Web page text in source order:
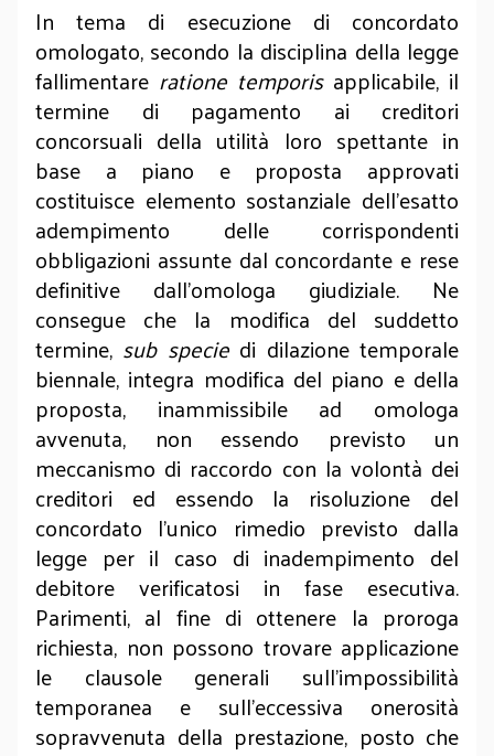
In tema di esecuzione di concordato
omologato, secondo la disciplina della legge
fallimentare ratione temporisapplicabile, il
termine di pagamento ai creditori
concorsuali della utilità loro spettante in
base a piano e proposta approvati
costituisce elemento sostanziale dell’esatto
adempimento delle corrispondenti
obbligazioni assunte dal concordante e rese
definitive dall’omologa giudiziale. Ne
consegue che la modifica del suddetto
termine, sub specie di dilazione temporale
biennale, integra modifica del piano e della
proposta, inammissibile ad omologa
avvenuta, non essendo previsto un
meccanismo di raccordo con la volontà dei
creditori ed essendo la risoluzione del
concordato l’unico rimedio previsto dalla
legge per il caso di inadempimento del
debitore verificatosi in fase esecutiva.
Parimenti, al fine di ottenere la proroga
richiesta, non possono trovare applicazione
le clausole generali sull’impossibilità
temporanea e sull’eccessiva onerosità
sopravvenuta della prestazione, posto che